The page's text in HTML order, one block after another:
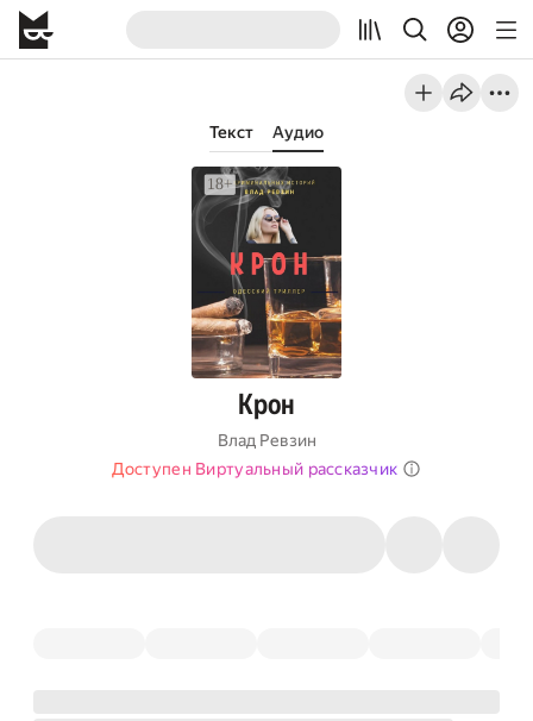
Текст Аудио
Крон
Влад Ревзин
Доступен Виртуальный рассказчик